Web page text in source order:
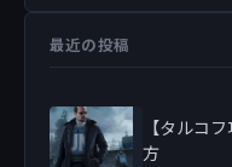
最近の投稿
【タルコ
方